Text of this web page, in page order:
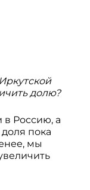
долю?
в Россию, а
пока
мы